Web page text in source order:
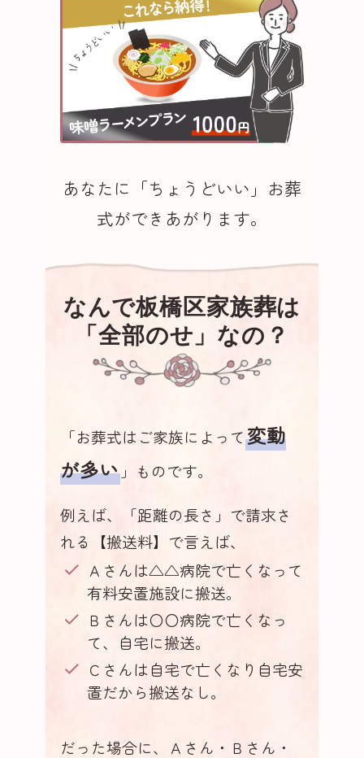
あなたに「ちょうどいい」お葬
式ができあがります。
なんで板橋区家族葬は
「全部のせ」なの？
「お葬式はご家族によって変動
が多い」ものです。
例えば、「距離の長さ」で請求さ
れる【搬送料】で言えば、
Ａさんは△△病院で亡くなって
有料安置施設に搬送。
Ｂさんは〇〇病院で亡くなっ
て、自宅に搬送。
Ｃさんは自宅で亡くなり自宅安
置だから搬送なし。
だった場合に、Ａさん・Ｂさん・